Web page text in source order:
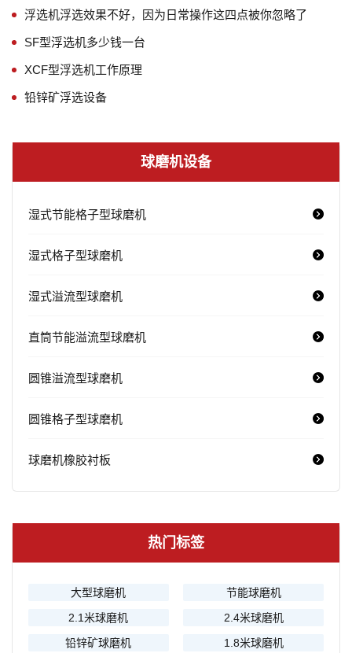
浮选机浮选效果不好，因为日常操作这四点被你忽略了
SF型浮选机多少钱一台
XCF型浮选机工作原理
铅锌矿浮选设备
球磨机设备
湿式节能格子型球磨机
湿式格子型球磨机
湿式溢流型球磨机
直筒节能溢流型球磨机
圆锥溢流型球磨机
圆锥格子型球磨机
球磨机橡胶衬板
热门标签
大型球磨机
节能球磨机
2.1米球磨机
2.4米球磨机
铅锌矿球磨机
1.8米球磨机